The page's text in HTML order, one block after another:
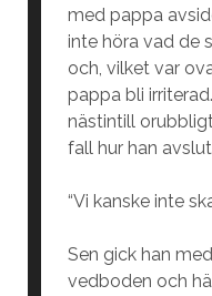
med pappa
inte höra vad de
och, vilket var
pappa bli
nästintill
fall hur han
“Vi kanske inte
Sen gick han
vedboden och